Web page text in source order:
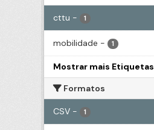
cttu - 1
mobilidade - 1
Mostrar mais Etiquetas
Formatos
CSV - 1